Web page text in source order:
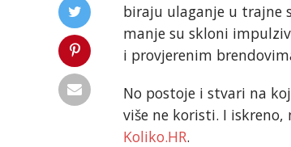
biraju ulaganje u trajne
manje su skloni
i provjerenim
No postoje i stvari na
više ne koristi. I
Koliko.HR.